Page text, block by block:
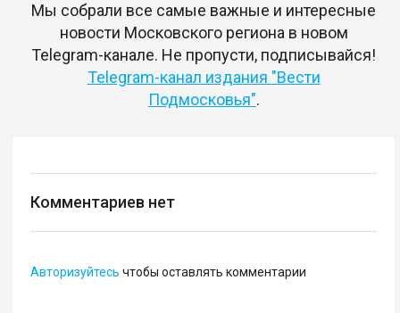
Мы собрали все самые важные и интересные
новости Московского региона в новом
Telegram-канале. Не пропусти, подписывайся!
Telegram-канал издания "Вести
Подмосковья".
Комментариев нет
Авторизуйтесь чтобы оставлять комментарии